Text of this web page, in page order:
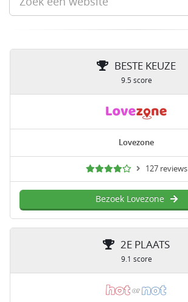
BESTE KEUZE
9.5 score
Lovezone
127 reviews
Bezoek Lovezone
2E PLAATS
9.1 score